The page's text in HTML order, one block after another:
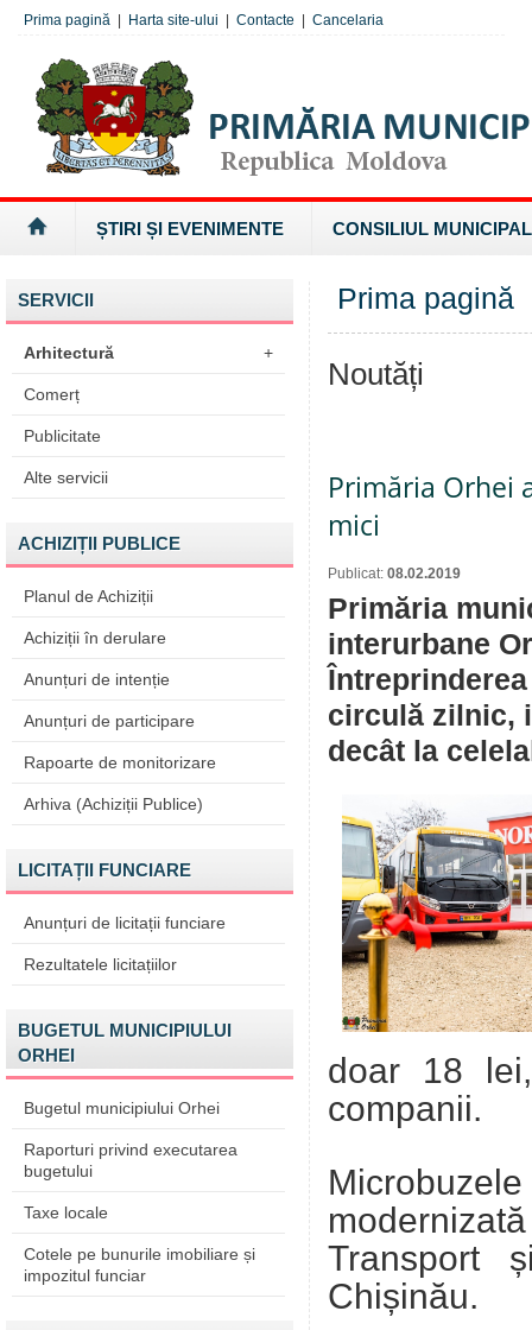
Prima pagină Harta site-ului Contacte Cancelaria
ȘTIRI ȘI EVENIMENTE CONSILIUL MUNICIPAL
SERVICII
Arhitectură +
Comerț
Publicitate
Alte servicii
ACHIZIȚII PUBLICE
Planul de Achiziții
Achiziții în derulare
Anunțuri de intenție
Anunțuri de participare
Rapoarte de monitorizare
Arhiva (Achiziții Publice)
LICITAȚII FUNCIARE
Anunțuri de licitații funciare
Rezultatele licitațiilor
BUGETUL MUNICIPIULUI
ORHEI
Bugetul municipiului Orhei
Raporturi privind executarea
bugetului
Taxe locale
Cotele pe bunurile imobiliare și
impozitul funciar
Prima pagină
Noutăți
Primăria Orhei
mici
Publicat: 08.02.2019
Primăria
interurbane
circulă zilnic,
decât la
doar 18
companii.
Transport
Chișinău.